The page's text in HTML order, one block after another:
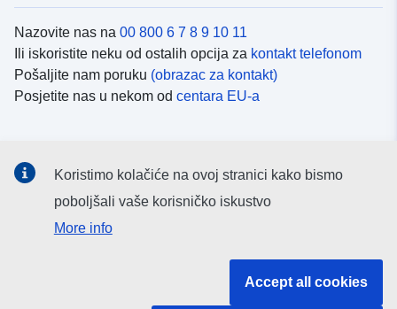
Nazovite nas na 00 800 6 7 8 9 10 11
Ili iskoristite neku od ostalih opcija za kontakt telefonom
Pošaljite nam poruku (obrazac za kontakt)
Posjetite nas u nekom od centara EU-a
Potražite kanale EU-a nadruštvenim mrežama
Koristimo kolačiće na ovoj stranici kako bismo
poboljšali vaše korisničko iskustvo
More info
Accept all cookies